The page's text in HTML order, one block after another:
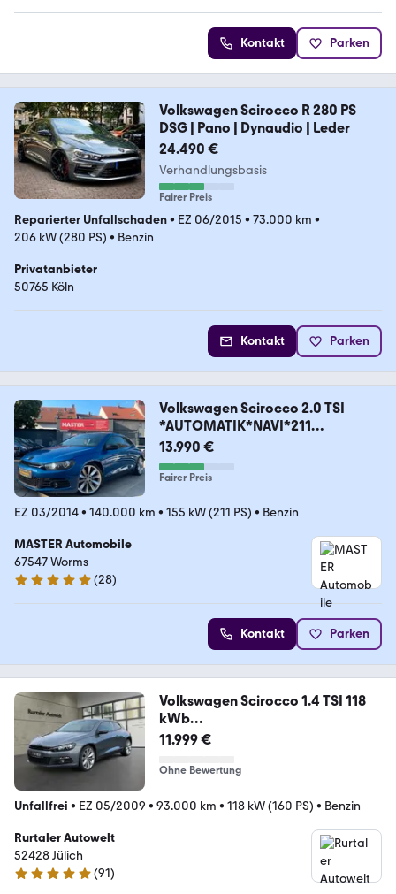
Kontakt Parken
Volkswagen Scirocco R 280 PS
DSG | Pano | Dynaudio | Leder
24.490 €
Verhandlungsbasis
Fairer Preis
Reparierter Unfallschaden• EZ 06/2015 • 73.000 km •
206 kW (280 PS) • Benzin
Privatanbieter
50765 Köln
Kontakt Parken
Volkswagen Scirocco 2.0 TSI
*AUTOMATIK*NAVI*211
PS*PDC*SHZ
13.990 €
Fairer Preis
EZ 03/2014• 140.000 km • 155 kW (211 PS) • Benzin
MASTER Automobile
67547 Worms
5 Sterne
(28)
Kontakt Parken
Volkswagen Scirocco 1.4 TSI 118
kWb
*KLIMA*SH*PANO*NAVI*PDC
11.999 €
Ohne Bewertung
Unfallfrei • EZ 05/2009 • 93.000 km • 118 kW (160 PS) • Benzin
Rurtaler Autowelt
52428 Jülich
4.9 Sterne
(91)